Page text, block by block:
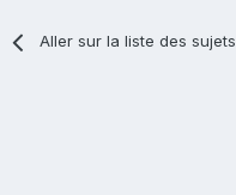
Aller sur la liste des sujets